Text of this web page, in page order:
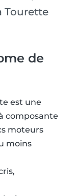
Tourette
de
est une
composante
moteurs
moins